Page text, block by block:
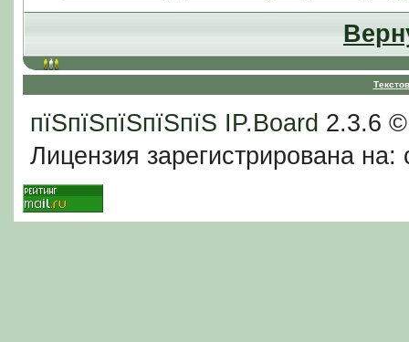
пїЅпїЅпїЅпїЅпїЅ IP.Board 2.3.6
Лицензия зарегистрирована